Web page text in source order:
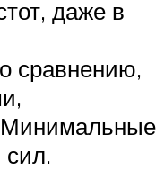
даже в
сравнению,
сил.